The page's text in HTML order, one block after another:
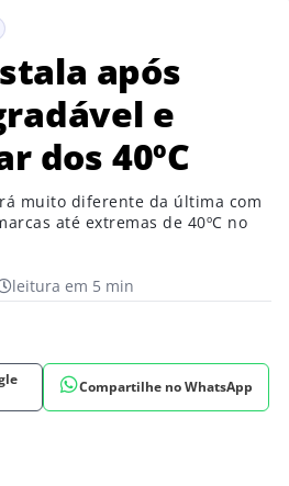
após
e
dos 40ºC
muito diferente da última com
até extremas de 40ºC no
leitura em 5 min
Compartilhe no WhatsApp